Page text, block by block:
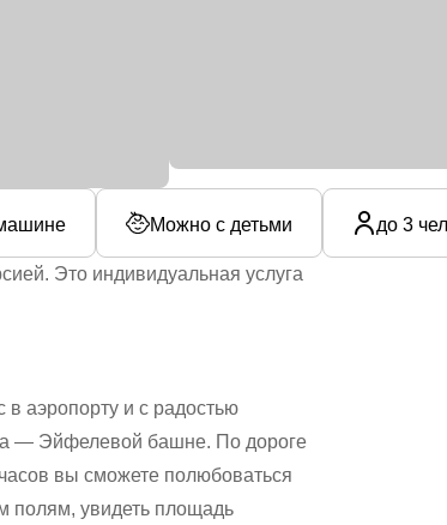
Можно с детьми до 3
Это индивидуальная услуга
в аэропорту и с радостью
— Эйфелевой башне. По дороге
вы сможете полюбоваться
полям, увидеть площадь